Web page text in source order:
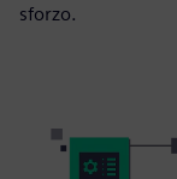
sforzo.